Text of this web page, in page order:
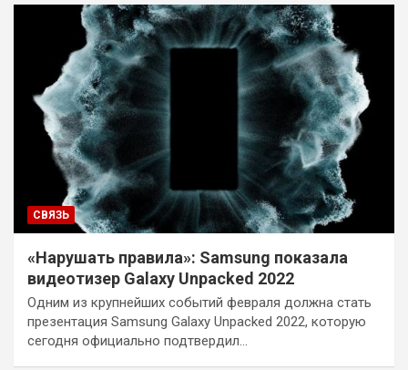
СВЯЗЬ
«Нарушать правила»: Samsung показала
видеотизер Galaxy Unpacked 2022
Одним из крупнейших событий февраля должна стать
презентация Samsung Galaxy Unpacked 2022, которую
сегодня официально подтвердил…